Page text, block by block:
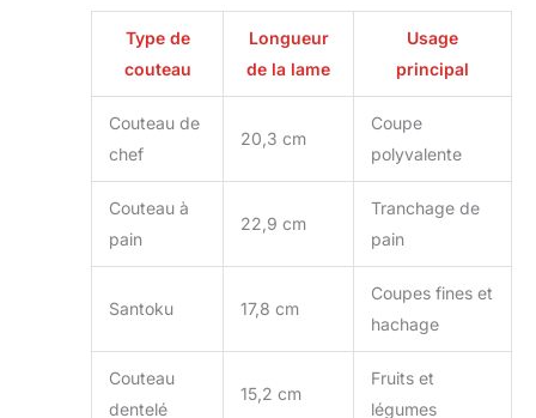
Type de
couteau
Longueur
de la lame
Usage
principal
Couteau de
chef
20,3 cm
Coupe
polyvalente
Couteau à
pain
22,9 cm
Tranchage de
pain
Santoku 17,8 cm
Coupes fines et
hachage
Couteau
dentelé
15,2 cm
Fruits et
légumes